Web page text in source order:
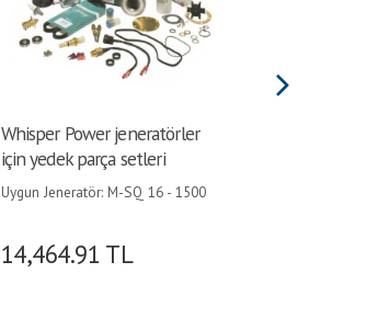
Whisper Power jeneratörler
için yedek parça setleri
Uygun Jeneratör: M-SQ 16 - 1500
14,464.91 TL